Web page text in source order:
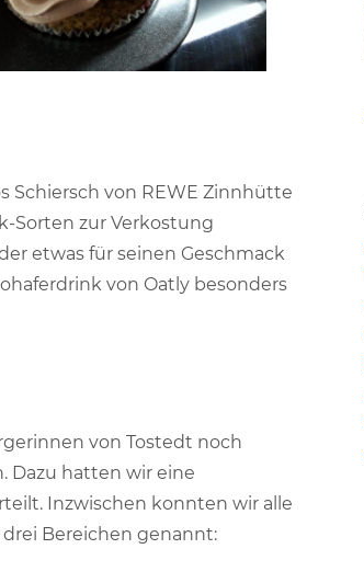
Schiersch von REWE Zinnhütte
Sorten zur Verkostung
etwas für seinen Geschmack
von Oatly besonders
von Tostedt noch
Dazu hatten wir eine
Inzwischen konnten wir alle
Bereichen genannt: